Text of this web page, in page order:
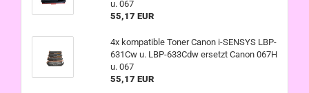
u. 067
55,17 EUR
4x kompatible Toner Canon i-SENSYS LBP-
631Cw u. LBP-633Cdw ersetzt Canon 067H
u. 067
55,17 EUR